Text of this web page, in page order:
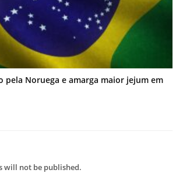
pela Noruega e amarga maior jejum em
will not be published.